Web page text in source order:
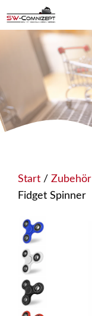
Inhalt
springen
Start / Zubehör
Fidget Spinner